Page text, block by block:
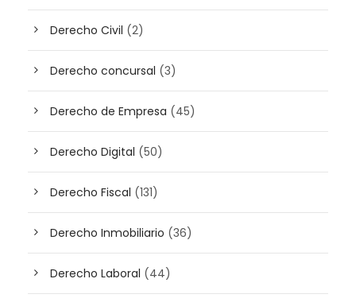
Derecho Civil (2)
Derecho concursal (3)
Derecho de Empresa (45)
Derecho Digital (50)
Derecho Fiscal (131)
Derecho Inmobiliario (36)
Derecho Laboral (44)